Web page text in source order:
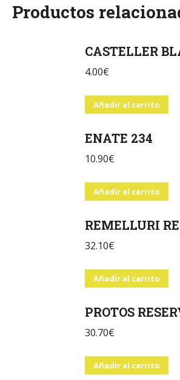
Productos
CASTELLER
4.00€
Añadir al carrito
ENATE 234
10.90€
Añadir al carrito
REMELLURI
32.10€
Añadir al carrito
PROTOS
30.70€
Añadir al carrito